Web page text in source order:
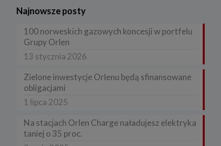
Najnowsze posty
100 norweskich gazowych koncesji w portfelu
Grupy Orlen
13 stycznia 2026
Zielone inwestycje Orlenu będą sfinansowane
obligacjami
1 lipca 2025
Na stacjach Orlen Charge naładujesz elektryka
taniej o 35 proc.